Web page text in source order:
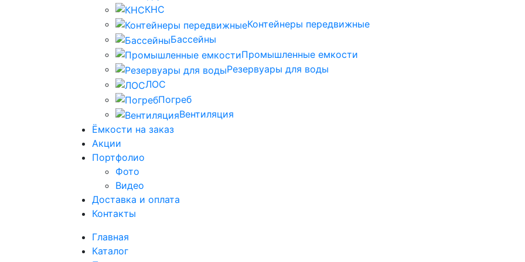
КНС
Контейнеры передвижные
Бассейны
Промышленные емкости
Резервуары для воды
ЛОС
Погреб
Вентиляция
Ёмкости на заказ
Акции
Портфолио
Фото
Видео
Доставка и оплата
Контакты
Главная
Каталог